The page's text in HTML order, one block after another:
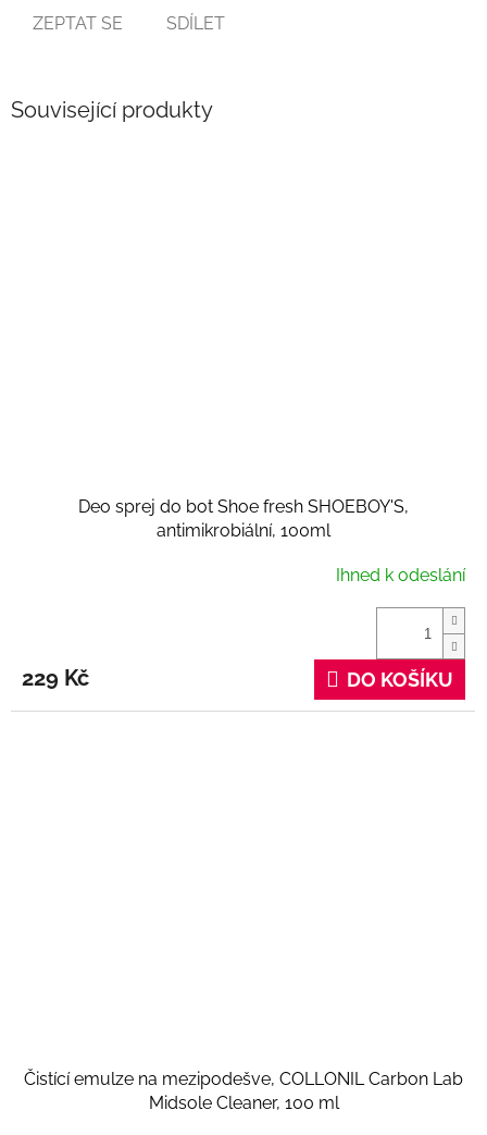
ZEPTAT SE SDÍLET
Související produkty
Deo sprej do bot Shoe fresh SHOEBOY'S,
antimikrobiální, 100ml
Ihned k odeslání
229 Kč DO KOŠÍKU
Čistící emulze na mezipodešve, COLLONIL Carbon Lab
Midsole Cleaner, 100 ml